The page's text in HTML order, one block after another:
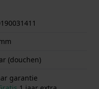
(douchen)
garantie